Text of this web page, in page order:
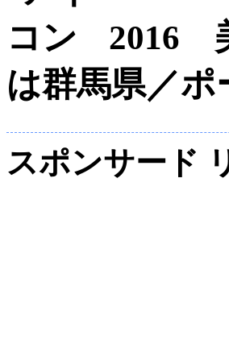
2016
は群馬県／ポ
スポンサード